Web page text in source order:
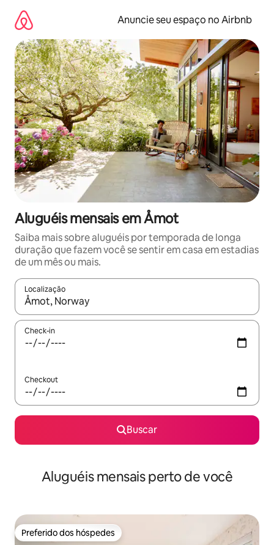
para
conteúdo
Anuncie seu espaço no Airbnb
Aluguéis mensais em Åmot
Saiba mais sobre aluguéis por temporada de longa
duração que fazem você se sentir em casa em estadias
de um mês ou mais.
Localização
Quando os resultados estiverem disponíveis, explore-os
Check-in
Checkout
Buscar
Aluguéis mensais perto de você
Preferido dos hóspedes
Preferido dos hóspedes